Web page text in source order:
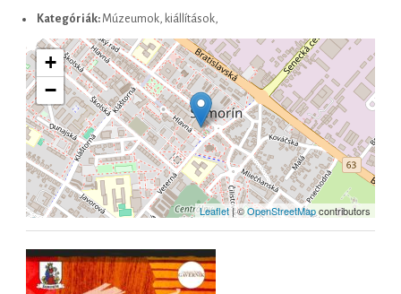
Kategóriák: Múzeumok, kiállítások,
+
−
Leaflet| ©OpenStreetMapcontributors